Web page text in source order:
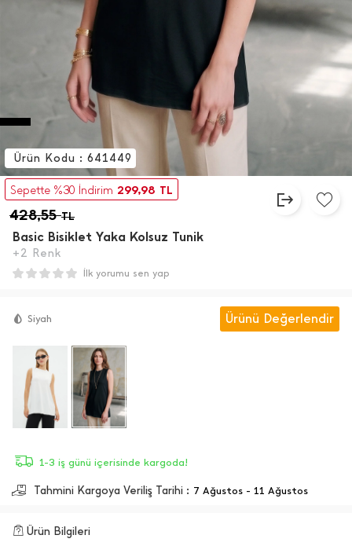
Sepette %30 İndirim 299,98 TL
428,55TL
Basic Bisiklet Yaka Kolsuz Tunik
+2 Renk
Ürün Kodu : 641449
İlk yorumu sen yap
Siyah Ürünü Değerlendir
1-3 iş günü içerisinde kargoda!
Tahmini Kargoya Veriliş Tarihi : 7 Ağustos - 11 Ağustos
Ürün Bilgileri